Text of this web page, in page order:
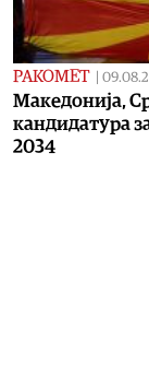
РАКОМЕТ |
Македонија,
кандидатура
2034